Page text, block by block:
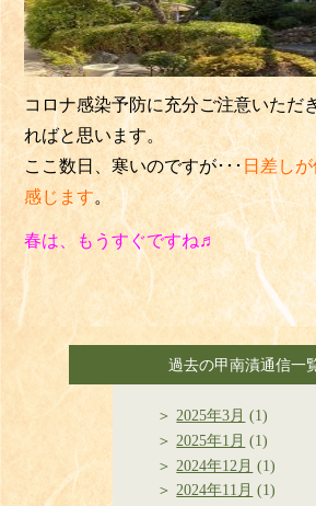
コロナ感染予防に充分ご注意いただ
ればと思います。
ここ数日、寒いのですが･･･日差し
感じます。
春は、もうすぐですね♬
過去の甲南漬通信一
2025年3月 (1)
2025年1月 (1)
2024年12月 (1)
2024年11月 (1)